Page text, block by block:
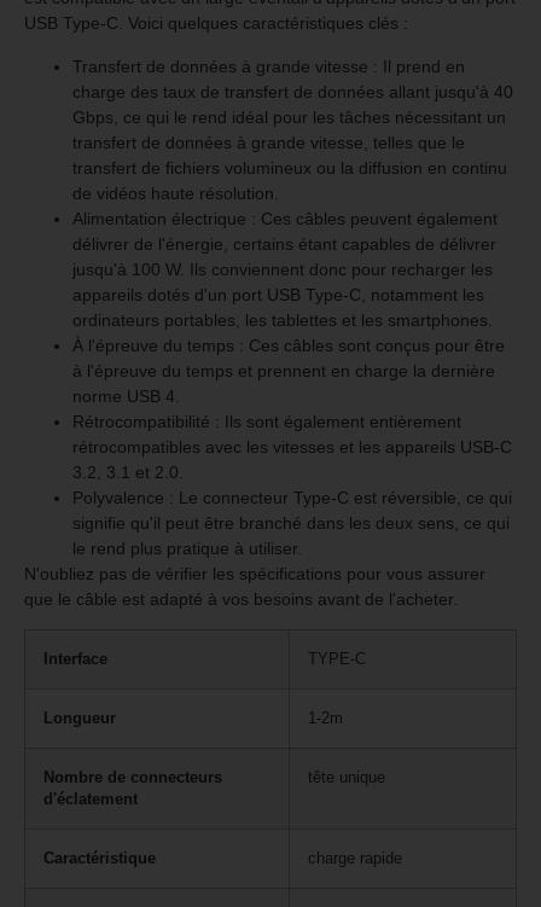
USB Type-C. Voici quelques caractéristiques clés :
Transfert de données à grande vitesse : Il prend en
charge des taux de transfert de données allant jusqu'à 40
Gbps, ce qui le rend idéal pour les tâches nécessitant un
transfert de données à grande vitesse, telles que le
transfert de fichiers volumineux ou la diffusion en continu
de vidéos haute résolution.
Alimentation électrique : Ces câbles peuvent également
délivrer de l'énergie, certains étant capables de délivrer
jusqu'à 100 W. Ils conviennent donc pour recharger les
appareils dotés d'un port USB Type-C, notamment les
ordinateurs portables, les tablettes et les smartphones.
À l'épreuve du temps : Ces câbles sont conçus pour être
à l'épreuve du temps et prennent en charge la dernière
norme USB 4.
Rétrocompatibilité : Ils sont également entièrement
rétrocompatibles avec les vitesses et les appareils USB-C
3.2, 3.1 et 2.0.
Polyvalence : Le connecteur Type-C est réversible, ce qui
signifie qu'il peut être branché dans les deux sens, ce qui
le rend plus pratique à utiliser.
N'oubliez pas de vérifier les spécifications pour vous assurer
que le câble est adapté à vos besoins avant de l'acheter.
Interface TYPE-C
Longueur 1-2m
Nombre de connecteurs
d'éclatement
tête unique
Caractéristique charge rapide